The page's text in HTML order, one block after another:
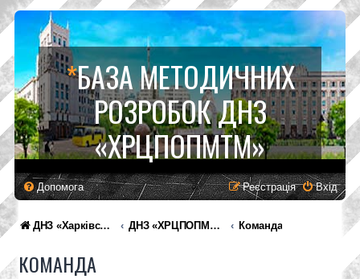
*БАЗА МЕТОДИЧНИХ
РОЗРОБОК ДНЗ
«ХРЦПОПМТМ»
Допомога Вхід
Реєстрація
ДНЗ «Харківський регіональний центр професійної освіти поліграфічних медіатехнологій та машинобудування» ДНЗ «ХРЦПОПМТМ» Команда
КОМАНДА